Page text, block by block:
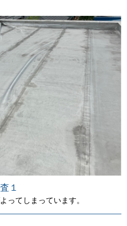
１
ってしまっています。